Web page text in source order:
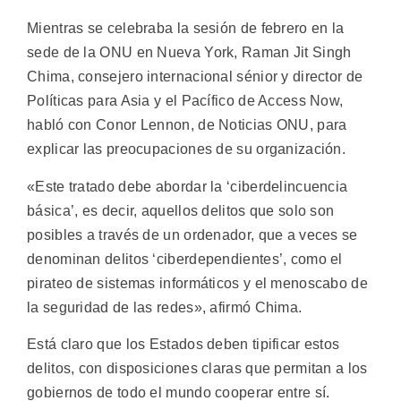
Mientras se celebraba la sesión de febrero en la
sede de la ONU en Nueva York, Raman Jit Singh
Chima, consejero internacional sénior y director de
Políticas para Asia y el Pacífico de Access Now,
habló con Conor Lennon, de Noticias ONU, para
explicar las preocupaciones de su organización.
«Este tratado debe abordar la ‘ciberdelincuencia
básica’, es decir, aquellos delitos que solo son
posibles a través de un ordenador, que a veces se
denominan delitos ‘ciberdependientes’, como el
pirateo de sistemas informáticos y el menoscabo de
la seguridad de las redes», afirmó Chima.
Está claro que los Estados deben tipificar estos
delitos, con disposiciones claras que permitan a los
gobiernos de todo el mundo cooperar entre sí.